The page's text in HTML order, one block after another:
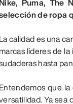
Nike, Puma, The
de ropa
La calidad es una
marcas líderes de
hasta
Entendemos que
Ya sea